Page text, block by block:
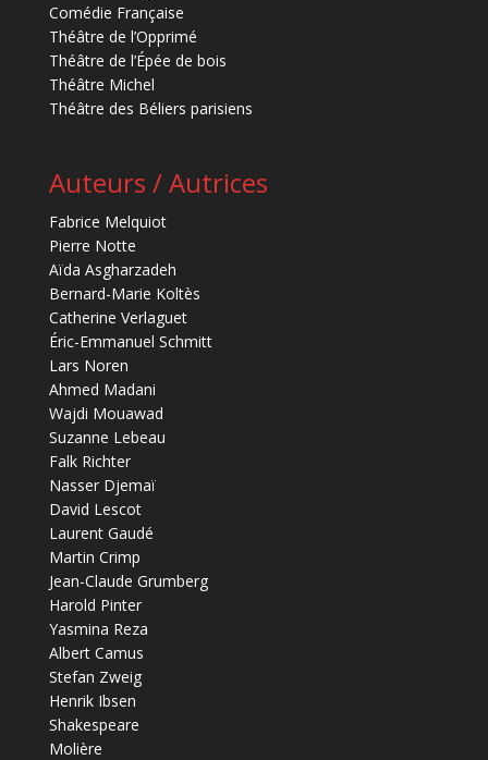
Comédie Française
Théâtre de l’Opprimé
Théâtre de l’Épée de bois
Théâtre Michel
Théâtre des Béliers parisiens
Auteurs / Autrices
Fabrice Melquiot
Pierre Notte
Aïda Asgharzadeh
Bernard-Marie Koltès
Catherine Verlaguet
Éric-Emmanuel Schmitt
Lars Noren
Ahmed Madani
Wajdi Mouawad
Suzanne Lebeau
Falk Richter
Nasser Djemaï
David Lescot
Laurent Gaudé
Martin Crimp
Jean-Claude Grumberg
Harold Pinter
Yasmina Reza
Albert Camus
Stefan Zweig
Henrik Ibsen
Shakespeare
Molière